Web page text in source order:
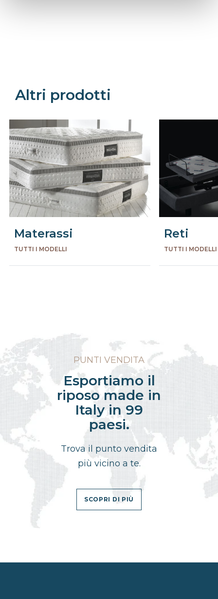
Altri prodotti
Materassi
TUTTI I MODELLI
Reti
TUTTI I MODELLI
PUNTI VENDITA
Esportiamo il
riposo made in
Italy in 99
paesi.
Trova il punto vendita
più vicino a te.
SCOPRI DI PIÙ